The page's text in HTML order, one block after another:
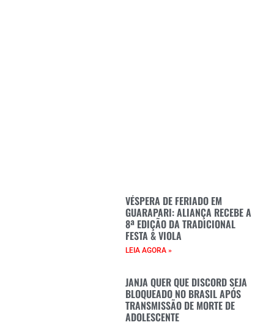
VÉSPERA DE FERIADO EM
GUARAPARI: ALIANÇA RECEBE A
8ª EDIÇÃO DA TRADICIONAL
FESTA & VIOLA
LEIA AGORA »
JANJA QUER QUE DISCORD SEJA
BLOQUEADO NO BRASIL APÓS
TRANSMISSÃO DE MORTE DE
ADOLESCENTE